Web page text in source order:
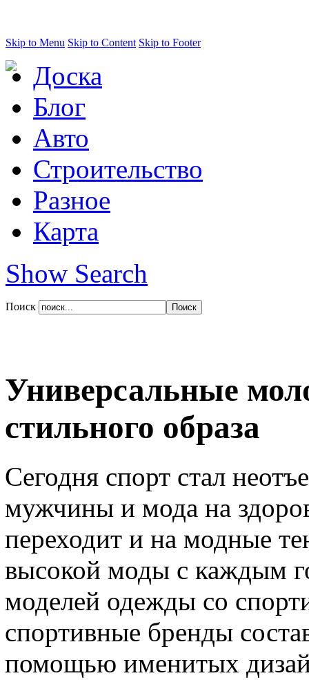
Skip to Menu Skip to Content Skip to Footer
Доска
Блог
Авто
Строительство
Разное
Карта
Show Search
Поиск
Универсальные
стильного образа
Сегодня спорт стал
мужчины и мода на
переходит и на модные
высокой моды с каждым
моделей одежды со
спортивные бренды
помощью именитых